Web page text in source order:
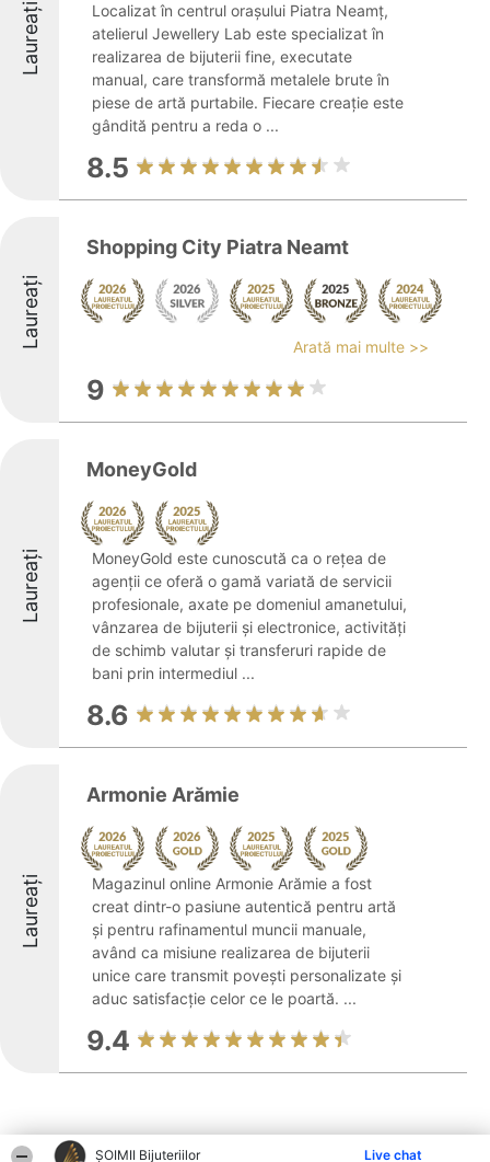
ŞOIMII Bijuteriilor Live chat
Laureați
Localizat în centrul orașului Piatra Neamț,
atelierul Jewellery Lab este specializat în
realizarea de bijuterii fine, executate
manual, care transformă metalele brute în
piese de artă purtabile. Fiecare creație este
gândită pentru a reda o ...
8.5
Laureați
Shopping City Piatra Neamt
Arată mai multe >>
9
Laureați
MoneyGold
MoneyGold este cunoscută ca o rețea de
agenții ce oferă o gamă variată de servicii
profesionale, axate pe domeniul amanetului,
vânzarea de bijuterii și electronice, activități
de schimb valutar și transferuri rapide de
bani prin intermediul ...
8.6
Laureați
Armonie Arămie
Magazinul online Armonie Arămie a fost
creat dintr-o pasiune autentică pentru artă
și pentru rafinamentul muncii manuale,
având ca misiune realizarea de bijuterii
unice care transmit povești personalizate și
aduc satisfacție celor ce le poartă. ...
9.4